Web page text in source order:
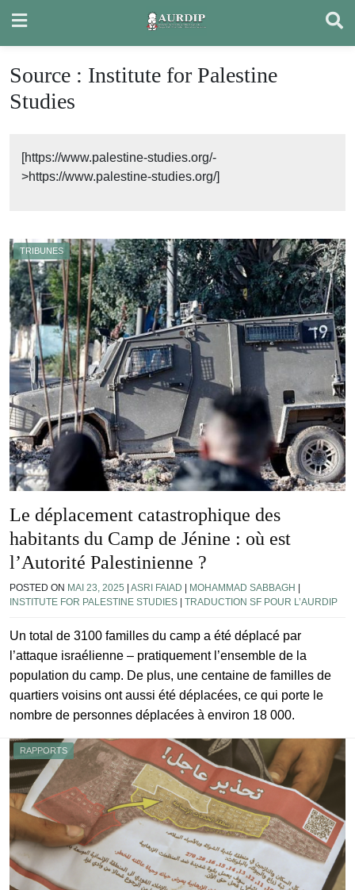
content
Source : Institute for Palestine
Studies
[https://www.palestine-studies.org/-
>https://www.palestine-studies.org/]
TRIBUNES
Le déplacement catastrophique des
habitants du Camp de Jénine : où est
l’Autorité Palestinienne ?
POSTED ON MAI 23, 2025 ASRI FAIAD MOHAMMAD SABBAGH
INSTITUTE FOR PALESTINE STUDIES
TRADUCTION SF POUR L’AURDIP
Un total de 3100 familles du camp a été déplacé par
l’attaque israélienne – pratiquement l’ensemble de la
population du camp. De plus, une centaine de familles de
quartiers voisins ont aussi été déplacées, ce qui porte le
nombre de personnes déplacées à environ 18 000.
RAPPORTS